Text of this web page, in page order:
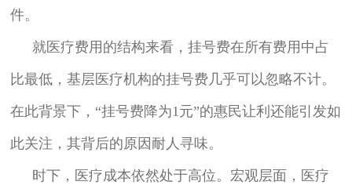
件。
就医疗费用的结构来看，挂号费在所有费用中占
比最低，基层医疗机构的挂号费几乎可以忽略不计。
在此背景下，“挂号费降为1元”的惠民让利还能引发如
此关注，其背后的原因耐人寻味。
时下，医疗成本依然处于高位。宏观层面，医疗